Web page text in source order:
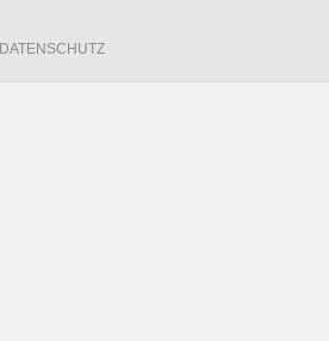
DATENSCHUTZ